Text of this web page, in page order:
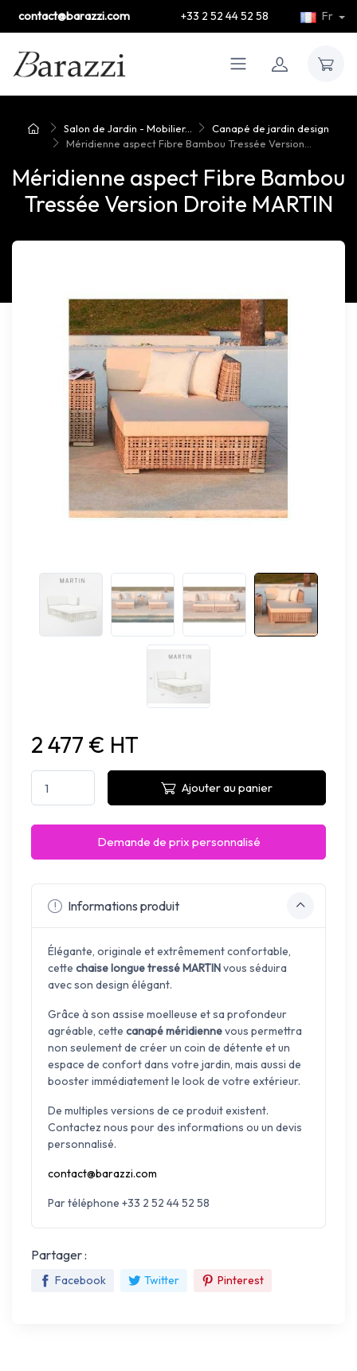
contact@barazzi.com +33 2 52 44 52 58 Fr
Salon de Jardin - Mobilier...
Canapé de jardin design
Méridienne aspect Fibre Bambou Tressée Version...
Méridienne aspect Fibre Bambou
Tressée Version Droite MARTIN
2 477 € HT
Ajouter au panier
Demande de prix personnalisé
Informations produit
Élégante, originale et extrêmement confortable,
cette chaise longue tressé MARTINvous séduira
avec son design élégant.
Grâce à son assise moelleuse et sa profondeur
agréable, cette canapé méridiennevous permettra
non seulement de créer un coin de détente et un
espace de confort dans votre jardin, mais aussi de
booster immédiatement le look de votre extérieur.
De multiples versions de ce produit existent.
Contactez nous pour des informations ou un devis
personnalisé.
contact@barazzi.com
Par téléphone +33 2 52 44 52 58
Partager :
Facebook Twitter Pinterest